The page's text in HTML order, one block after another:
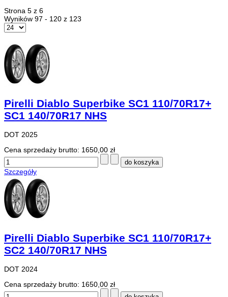
Strona 5 z 6
Wyników 97 - 120 z 123
Pirelli Diablo Superbike SC1 110/70R17+
SC1 140/70R17 NHS
DOT 2025
Cena sprzedaży brutto: 1650,00 zł
Szczegóły
Pirelli Diablo Superbike SC1 110/70R17+
SC2 140/70R17 NHS
DOT 2024
Cena sprzedaży brutto: 1650,00 zł